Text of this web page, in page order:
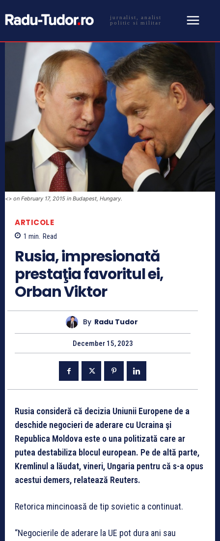
jurnalist, analist
politic si militar
<> on February 17, 2015 in Budapest, Hungary.
ARTICOLE
1 min. Read
Rusia, impresionată
prestaţia favoritul ei,
Orban Viktor
By Radu Tudor
December 15, 2023
Rusia consideră că decizia Uniunii Europene de a
deschide negocieri de aderare cu Ucraina şi
Republica Moldova este o una politizată care ar
putea destabiliza blocul european. Pe de altă parte,
Kremlinul a lăudat, vineri, Ungaria pentru că s-a opus
acestui demers, relatează Reuters.
Retorica mincinoasă de tip sovietic a continuat.
“Negocierile de aderare la UE pot dura ani sau